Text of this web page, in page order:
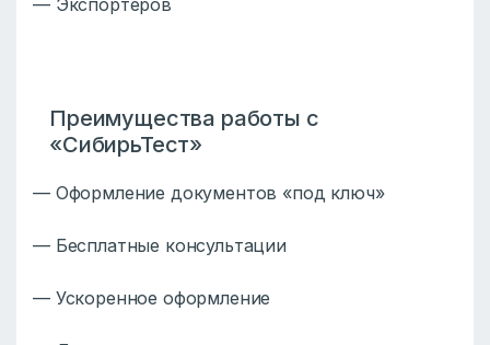
Преимущества работы с
«СибирьТест»
— Оформление документов «под ключ»
— Бесплатные консультации
— Ускоренное оформление